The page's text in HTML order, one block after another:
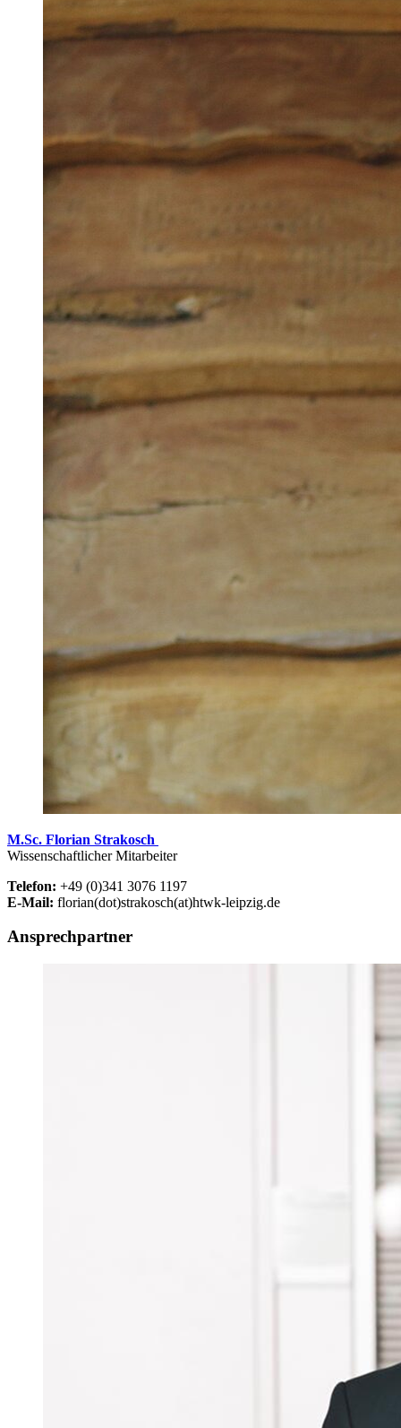
M.Sc. Florian Strakosch
Wissenschaftlicher Mitarbeiter
Telefon: +49 (0)341 3076 1197
E-Mail: florian(dot)strakosch(at)htwk-leipzig.de
Ansprechpartner